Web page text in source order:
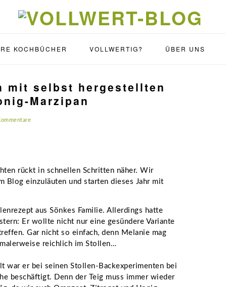
KOCHBÜCHER VOLLWERTIG? ÜBER UNS
mit selbst hergestellten
Marzipan
rückt in schnellen Schritten näher. Wir
Blog einzuläuten und starten dieses Jahr mit
aus Sönkes Familie. Allerdings hatte
Er wollte nicht nur eine gesündere Variante
Gar nicht so einfach, denn Melanie mag
reichlich im Stollen…
war er bei seinen Stollen-Backexperimenten bei
beschäftigt. Denn der Teig muss immer wieder